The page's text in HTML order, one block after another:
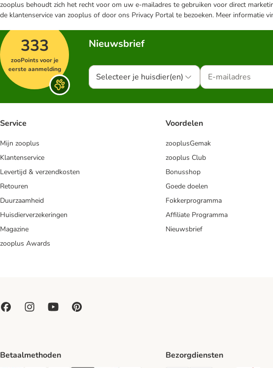
zooplus behoudt zich het recht voor om uw e-mailadres te gebruiken voor direct
de klantenservice van zooplus of door ons Privacy Portal te bezoeken. Meer informatie
333
zooPoints voor je
eerste aanmelding
Nieuwsbrief
Selecteer je huisdier(en)
Service
Mijn zooplus
Klantenservice
Levertijd & verzendkosten
Retouren
Duurzaamheid
Huisdierverzekeringen
Magazine
zooplus Awards
Voordelen
zooplusGemak
zooplus Club
Bonusshop
Goede doelen
Fokkerprogramma
Affiliate Programma
Nieuwsbrief
Betaalmethoden Bezorgdiensten